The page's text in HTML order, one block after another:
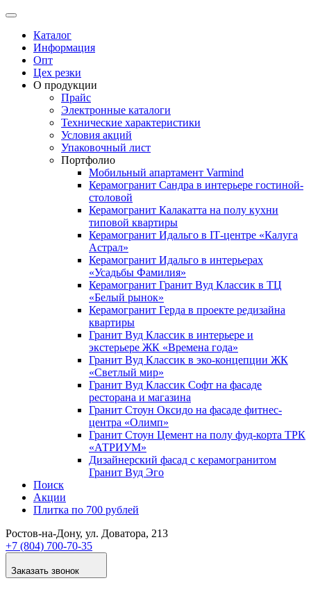
Каталог
Информация
Опт
Цех резки
О продукции
Прайс
Электронные каталоги
Технические характеристики
Условия акций
Упаковочный лист
Портфолио
Мобильный апартамент Varmind
Керамогранит Сандра в интерьере гостиной-
столовой
Керамогранит Калакатта на полу кухни
типовой квартиры
Керамогранит Идальго в IТ-центре «Калуга
Астрал»
Керамогранит Идальго в интерьерах
«Усадьбы Фамилия»
Керамогранит Гранит Вуд Классик в ТЦ
«Белый рынок»
Керамогранит Герда в проекте редизайна
квартиры
Гранит Вуд Классик в интерьере и
экстерьере ЖК «Времена года»
Гранит Вуд Классик в эко-концепции ЖК
«Светлый мир»
Гранит Вуд Классик Софт на фасаде
ресторана и магазина
Гранит Стоун Оксидо на фасаде фитнес-
центра «Олимп»
Гранит Стоун Цемент на полу фуд-корта ТРК
«АТРИУМ»
Дизайнер­ский фасад с керамогранитом
Гранит Вуд Эго
Поиск
Акции
Плитка по 700 рублей
Ростов-на-Дону, ул. Доватора, 213
+7 (804) 700-70-35
Заказать звонок